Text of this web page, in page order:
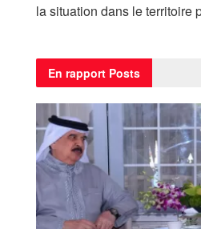
la situation dans le territoire
En rapport Posts